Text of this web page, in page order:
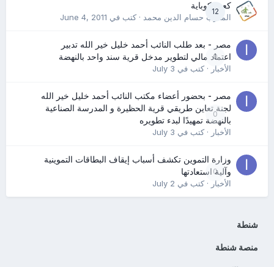
12
كعب كوباية
المدرب حسام الدين محمد· كتب في June 4, 2011
0
مصر - بعد طلب النائب أحمد خليل خير الله تدبير
اعتماد مالي لتطوير مدخل قرية سند واحد بالنهضة
الأخبار· كتب في July 3
0
مصر - بحضور أعضاء مكتب النائب أحمد خليل خير الله
لجنة تعاين طريقي قرية الحظيرة و المدرسة الصناعية
بالنهضة تمهيدًا لبدء تطويره
الأخبار· كتب في July 3
0
وزارة التموين تكشف أسباب إيقاف البطاقات التموينية
وآلية استعادتها
الأخبار· كتب في July 2
شنطة
منصة شنطة